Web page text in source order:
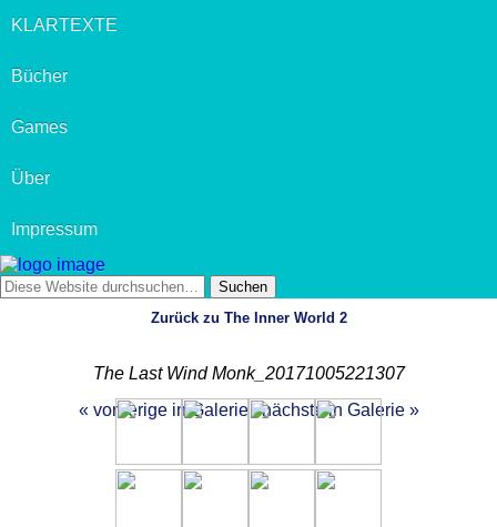
KLARTEXTE
Bücher
Games
Über
Impressum
Zurück zu The Inner World 2
The Last Wind Monk_20171005221307
« vorherige in Galerie
nächste in Galerie »